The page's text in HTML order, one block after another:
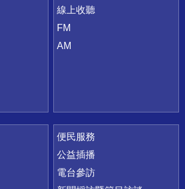
線上收聽
FM
AM
便民服務
公益插播
電台參訪